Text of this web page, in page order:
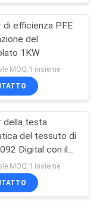
di efficienza PFE
del
1KW
MOQ:1 insieme
della testa
del tessuto di
Digital con il
LCD
MOQ:1 insieme